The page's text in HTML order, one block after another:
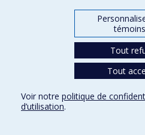
scientifique consultatif pour
avancées scientifiques et
composé de chercheurs
organismes de l'ONU, de
la technologie et du recteur de
témoins
Tout
Tout
Voir notre politique de
d’utilisation.